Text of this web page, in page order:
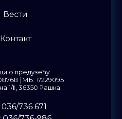
Вести
Контакт
о предузећу
| МБ: 17229095
1/II, 36350 Рашка
036/736 671